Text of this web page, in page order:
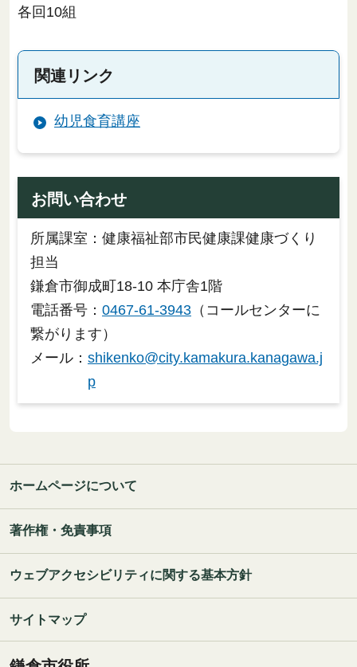
各回10組
関連リンク
幼児食育講座
お問い合わせ
所属課室：健康福祉部市民健康課健康づくり
担当
鎌倉市御成町18-10 本庁舎1階
電話番号： 0467-61-3943 （コールセンターに
繋がります）
メール： shikenko@city.kamakura.kanagawa.j
p
ホームページについて
著作権・免責事項
ウェブアクセシビリティに関する基本方針
サイトマップ